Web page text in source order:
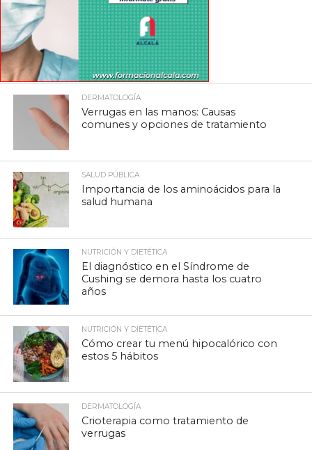
DERMATOLOGÍA
Verrugas en las manos: Causas
comunes y opciones de tratamiento
SALUD PÚBLICA
Importancia de los aminoácidos para la
salud humana
NUTRICIÓN Y DIETÉTICA
El diagnóstico en el Síndrome de
Cushing se demora hasta los cuatro
años
NUTRICIÓN Y DIETÉTICA
Cómo crear tu menú hipocalórico con
estos 5 hábitos
DERMATOLOGÍA
Crioterapia como tratamiento de
verrugas